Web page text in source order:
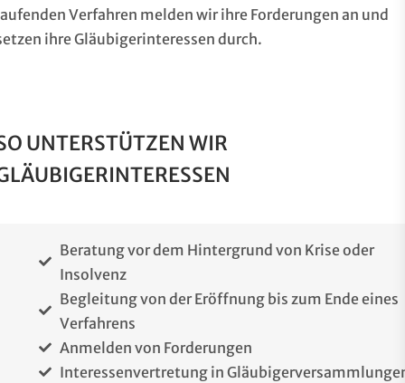
Verfahren melden wir ihre Forderungen an und
ihre Gläubigerinteressen durch.
UNTERSTÜTZEN WIR
Beratung vor dem Hintergrund von Krise oder
Insolvenz
Begleitung von der Eröffnung bis zum Ende eines
Verfahrens
Anmelden von Forderungen
Interessenvertretung in